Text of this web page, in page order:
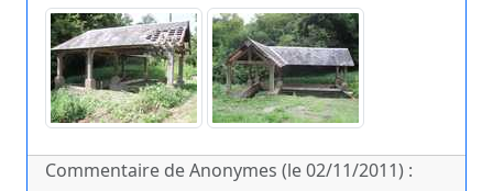
Commentaire de Anonymes (le 02/11/2011) :